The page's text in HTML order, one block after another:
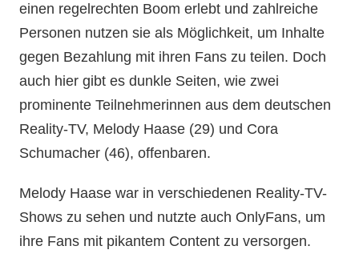
einen regelrechten Boom erlebt und zahlreiche
Personen nutzen sie als Möglichkeit, um Inhalte
gegen Bezahlung mit ihren Fans zu teilen. Doch
auch hier gibt es dunkle Seiten, wie zwei
prominente Teilnehmerinnen aus dem deutschen
Reality-TV, Melody Haase (29) und Cora
Schumacher (46), offenbaren.
Melody Haase war in verschiedenen Reality-TV-
Shows zu sehen und nutzte auch OnlyFans, um
ihre Fans mit pikantem Content zu versorgen.